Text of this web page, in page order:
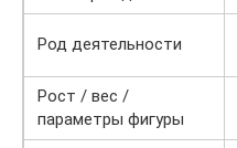
Род деятельности
Рост / вес /
параметры фигуры